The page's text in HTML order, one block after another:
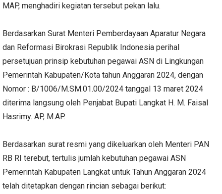
MAP, menghadiri kegiatan tersebut pekan lalu.
Berdasarkan Surat Menteri Pemberdayaan Aparatur Negara
dan Reformasi Birokrasi Republik Indonesia perihal
persetujuan prinsip kebutuhan pegawai ASN di Lingkungan
Pemerintah Kabupaten/Kota tahun Anggaran 2024, dengan
Nomor : B/1006/M.SM.01.00/2024 tanggal 13 maret 2024
diterima langsung oleh Penjabat Bupati Langkat H. M. Faisal
Hasrimy. AP, M.AP.
Berdasarkan surat resmi yang dikeluarkan oleh Menteri PAN
RB RI terebut, tertulis jumlah kebutuhan pegawai ASN
Pemerintah Kabupaten Langkat untuk Tahun Anggaran 2024
telah ditetapkan dengan rincian sebagai berikut: